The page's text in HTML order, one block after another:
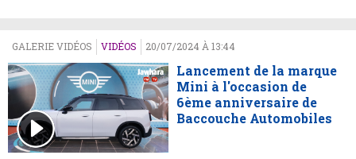
GALERIE VIDÉOS VIDÉOS 20/07/2024 À 13:44
Lancement de la marque
Mini à l'occasion de
6ème anniversaire de
Baccouche Automobiles